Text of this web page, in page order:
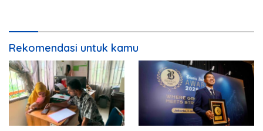
Rekomendasi untuk kamu